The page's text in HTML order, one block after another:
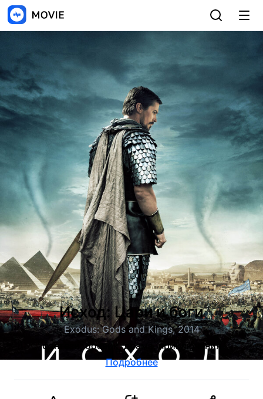
Исход: Цари и боги
Exodus: Gods and Kings, 2014
фэнтези, боевик, драма, приключения
Подробнее